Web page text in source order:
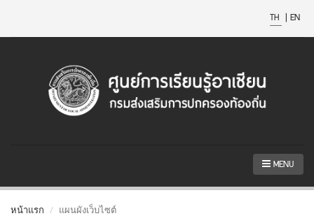
TH | EN
MENU
หน้าแรก แผนผังเว็บไซต์